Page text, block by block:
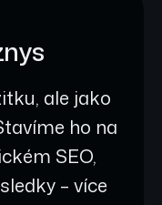
ale jako
ho na
SEO,
– více